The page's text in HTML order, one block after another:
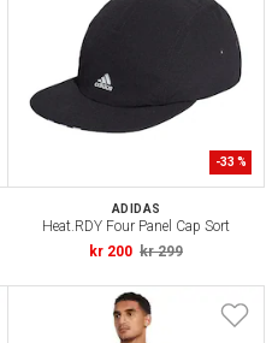
-33 %
ADIDAS
Heat.RDY Four Panel Cap Sort
kr 200 kr 299